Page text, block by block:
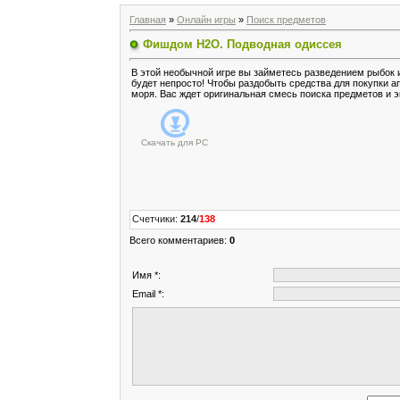
Главная » Онлайн игры » Поиск предметов
Фишдом H2O. Подводная одиссея
В этой необычной игре вы займетесь разведением
будет непросто! Чтобы раздобыть средства для покупки
моря. Вас ждет оригинальная смесь поиска предметов и
Скачать для PC
Счетчики: 214/138
Всего комментариев: 0
Имя *:
Email *: